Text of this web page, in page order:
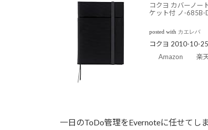
コクヨ カバーノー
ケット付 ノ-685B-
posted with カエレバ
コクヨ 2010-10-25
Amazon
楽
一日のToDo管理をEvernoteに任せてし